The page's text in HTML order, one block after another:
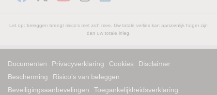
Let op: beleggen brengt risico's met zich mee. Uw totale verlies kan aanzienlijk hoger zijn
dan uw totale inleg.
Documenten Privacyverklaring Cookies
Disclaimer
Bescherming
Risico’s van beleggen
Beveiligingsaanbevelingen
Toegankelijkheidsverklaring